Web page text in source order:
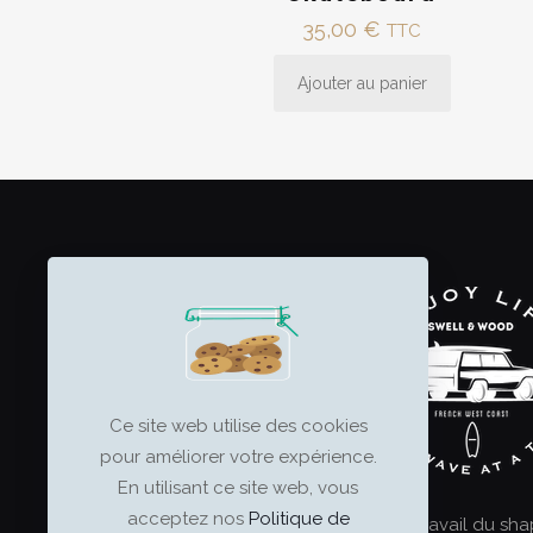
35,00 € TTC
Ajouter au panier
Le surf est un art, et le travail du
Ce site web utilise des cookies
pour améliorer votre expérience.
En utilisant ce site web, vous
acceptez nos Politique de